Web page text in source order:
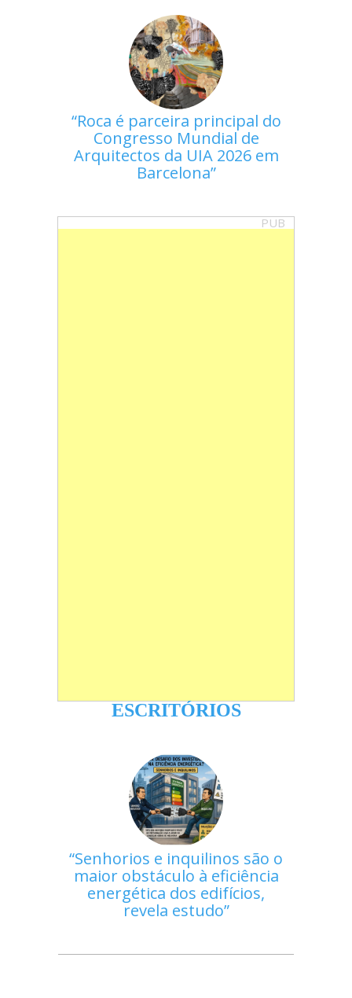
Roca é parceira principal do
Congresso Mundial de
Arquitectos da UIA 2026 em
Barcelona
PUB
ESCRITÓRIOS
Senhorios e inquilinos são o
maior obstáculo à eficiência
energética dos edifícios,
revela estudo